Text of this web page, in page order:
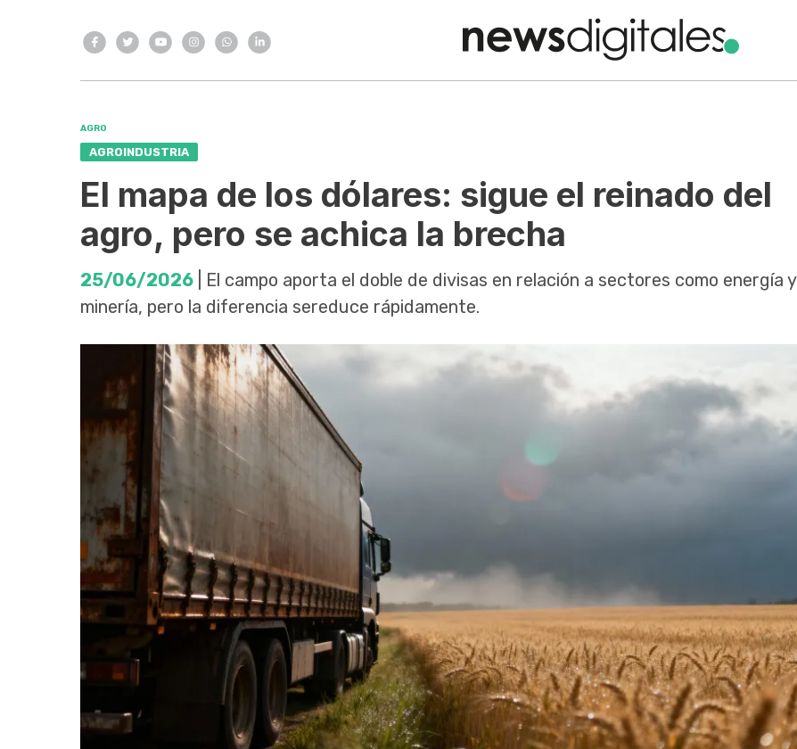
AGRO
AGROINDUSTRIA
El mapa de los dólares: sigue el reinado del
agro, pero se achica la brecha
25/06/2026 | El campo aporta el doble de divisas en relación a sectores como energía y
minería, pero la diferencia sereduce rápidamente.